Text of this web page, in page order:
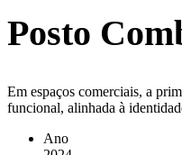
Posto
Em espaços comerciais, a
funcional, alinhada à
Ano